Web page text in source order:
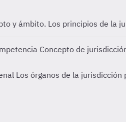
y ámbito. Los principios de la
Concepto de
Los órganos de la jurisdicción